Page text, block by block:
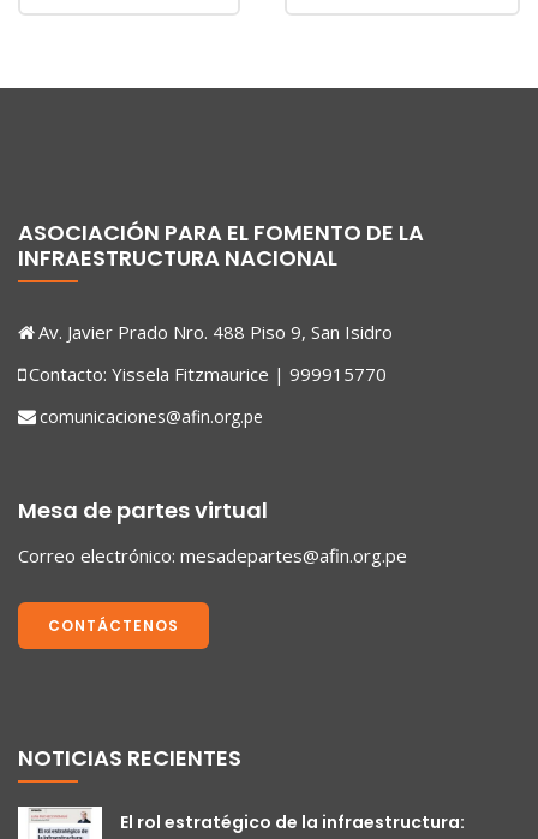
ASOCIACIÓN PARA EL FOMENTO DE LA
INFRAESTRUCTURA NACIONAL
Av. Javier Prado Nro. 488 Piso 9, San Isidro
Contacto: Yissela Fitzmaurice | 999915770
comunicaciones@afin.org.pe
Mesa de partes virtual
Correo electrónico: mesadepartes@afin.org.pe
CONTÁCTENOS
NOTICIAS RECIENTES
El rol estratégico de la infraestructura: